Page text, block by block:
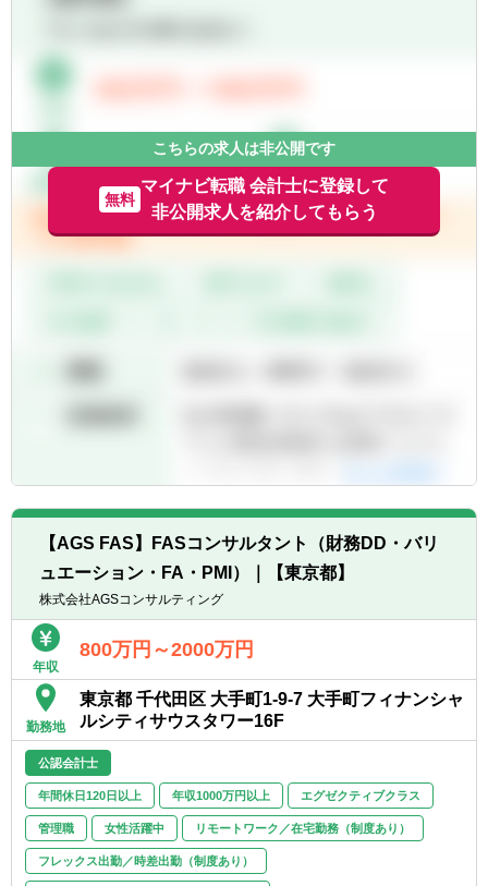
分析、プロフォーマ分析、事業計画策定、
ーズDD、等）
【入社後の業務】
入社後はこれまでのご経験によって以下のよ
うな業務をお任せします。
OJTで学んで頂き、M&Aコンサルとしての土
台を作っていきます。また会計士ではない場
合は、FA業務にもOJTで入って頂き、M&Aコ
ンサルとしての幅広いバリューの出し方を学
んで頂きます。
▽即戦力・・・経験者の場合は、自身の得意
分野を生かして、早々に案件をリードして頂
きます。各人の得意分野をトリガーとして、
親和性の高い周辺業務の経験積み上げや新規
の拡大に貢献して頂きます。
こちらの求人は非公開です
無料
マイナビ転職 会計士に登録して
非公開求人を紹介してもらう
【AGS FAS】FASコンサルタント（財務DD・バリ
ュエーション・FA・PMI）｜【東京都】
株式会社AGSコンサルティング
年収
800万円～2000万円
勤務地
東京都 千代田区 大手町1-9-7 大手町フィナンシャ
ルシティサウスタワー16F
公認会計士
年間休日120日以上 年収1000万円以上 エグゼクティブクラス
管理職 女性活躍中 リモートワーク／在宅勤務（制度あり）
フレックス出勤／時差出勤（制度あり）